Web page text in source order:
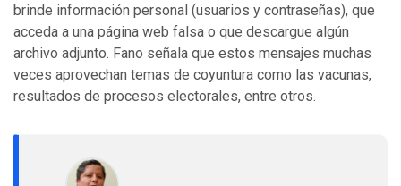
brinde información personal (usuarios y contraseñas), que
acceda a una página web falsa o que descargue algún
archivo adjunto. Fano señala que estos mensajes muchas
veces aprovechan temas de coyuntura como las vacunas,
resultados de procesos electorales, entre otros.